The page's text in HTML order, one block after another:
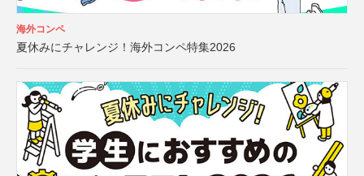
海外コンペ
夏休みにチャレンジ！海外コンペ特集2026